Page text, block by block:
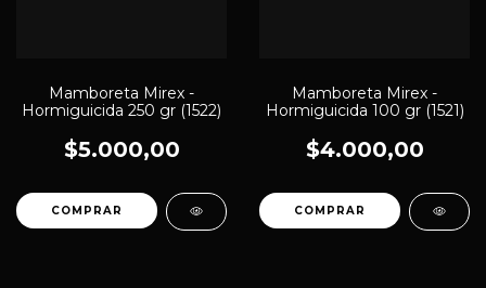
Mamboreta Mirex -
Hormiguicida 250 gr (1522)
$5.000,00
Mamboreta Mirex -
Hormiguicida 100 gr (1521)
$4.000,00